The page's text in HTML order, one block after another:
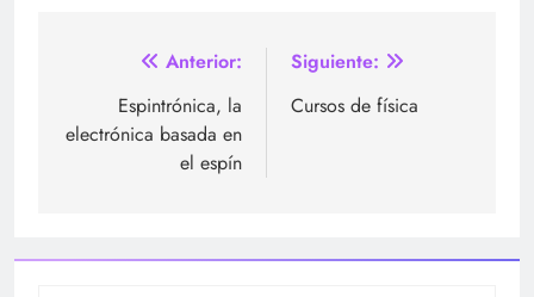
Navegación
entradas
Anterior:
Espintrónica, la
electrónica basada en
el espín
Siguiente:
Cursos de física